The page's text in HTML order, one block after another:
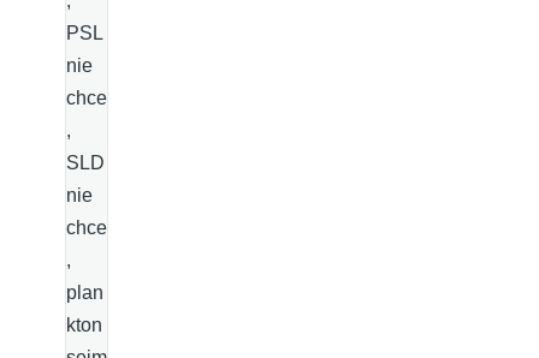
PSL
nie
chce
,
SLD
nie
chce
,
plan
kton